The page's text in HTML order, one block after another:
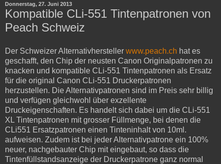
Donnerstag, 27. Juni 2013
Kompatible CLi-551 Tintenpatronen von
Peach Schweiz
Der Schweizer Alternativhersteller www.peach.ch hat es
geschafft, den Chip der neusten Canon Originalpatronen zu
knacken und kompatible CLi-551 Tintenpatronen als Ersatz
für die original Canon CLi-551 Druckerpatronen
herzustellen. Die Alternativpatronen sind im Preis sehr billig
und verfügen gleichwohl über exzellente
Druckeigenschaften. Es handelt sich dabei um die CLi-551
XL Tintenpatronen mit grosser Füllmenge, bei denen die
CLi551 Ersatzpatronen einen Tinteninhalt von 10ml.
aufweisen. Zudem ist bei jeder Alternativpatrone ein 100%
neuer, nachgebauter Chip mit eingebaut, so dass die
Tintenfüllstandsanzeige der Druckerpatrone ganz normal